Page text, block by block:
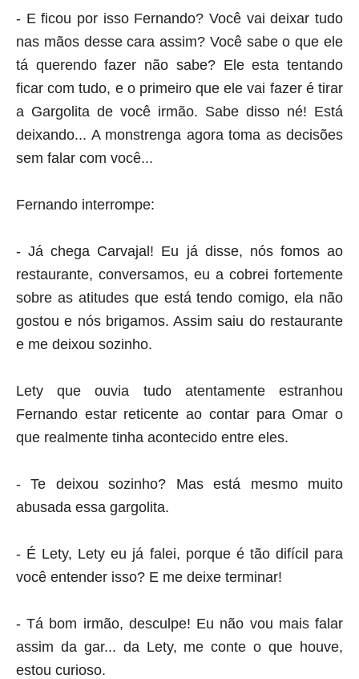
- E ficou por isso Fernando? Você vai deixar tudo
nas mãos desse cara assim? Você sabe o que ele
tá querendo fazer não sabe? Ele esta tentando
ficar com tudo, e o primeiro que ele vai fazer é tirar
a Gargolita de você irmão. Sabe disso né! Está
deixando... A monstrenga agora toma as decisões
sem falar com você...
Fernando interrompe:
- Já chega Carvajal! Eu já disse, nós fomos ao
restaurante, conversamos, eu a cobrei fortemente
sobre as atitudes que está tendo comigo, ela não
gostou e nós brigamos. Assim saiu do restaurante
e me deixou sozinho.
Lety que ouvia tudo atentamente estranhou
Fernando estar reticente ao contar para Omar o
que realmente tinha acontecido entre eles.
- Te deixou sozinho? Mas está mesmo muito
abusada essa gargolita.
- É Lety, Lety eu já falei, porque é tão difícil para
você entender isso? E me deixe terminar!
- Tá bom irmão, desculpe! Eu não vou mais falar
assim da gar... da Lety, me conte o que houve,
estou curioso.